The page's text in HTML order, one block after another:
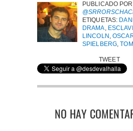
PUBLICADO POR
ETIQUETAS:
DRAMA,
LINCOLN ,
SPIELBERG,
TWEET
NO HAY